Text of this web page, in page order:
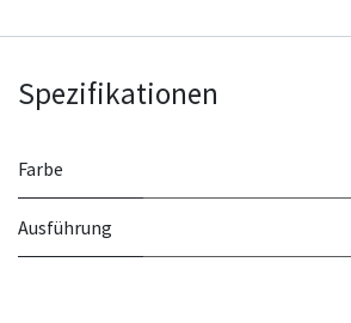
Spezifikationen
Farbe
Ausführung